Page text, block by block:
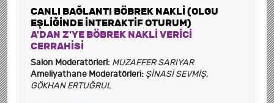
CANLI BAĞLANTI BÖBREK NAKLİ (OLGU
EŞLİĞİNDE İNTERAKTİF OTURUM)
A'DAN Z'YE BÖBREK NAKLİ VERİCİ
CERRAHİSİ
Salon Moderatörleri: MUZAFFER SARIYAR
Ameliyathane Moderatörleri: ŞİNASİ SEVMİŞ,
GÖKHAN ERTUĞRUL